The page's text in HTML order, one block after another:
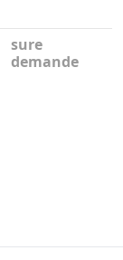
sure
demande